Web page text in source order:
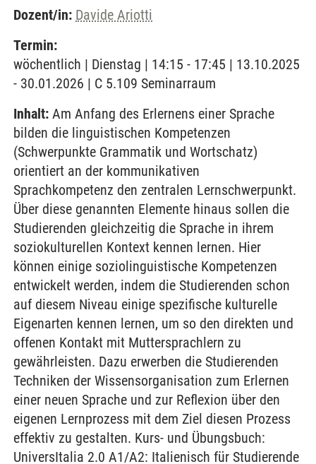
Dozent/in: Davide Ariotti
Termin:
wöchentlich | Dienstag | 14:15 - 17:45 | 13.10.2025
- 30.01.2026 | C 5.109 Seminarraum
Inhalt: Am Anfang des Erlernens einer Sprache
bilden die linguistischen Kompetenzen
(Schwerpunkte Grammatik und Wortschatz)
orientiert an der kommunikativen
Sprachkompetenz den zentralen Lernschwerpunkt.
Über diese genannten Elemente hinaus sollen die
Studierenden gleichzeitig die Sprache in ihrem
soziokulturellen Kontext kennen lernen. Hier
können einige soziolinguistische Kompetenzen
entwickelt werden, indem die Studierenden schon
auf diesem Niveau einige spezifische kulturelle
Eigenarten kennen lernen, um so den direkten und
offenen Kontakt mit Muttersprachlern zu
gewährleisten. Dazu erwerben die Studierenden
Techniken der Wissensorganisation zum Erlernen
einer neuen Sprache und zur Reflexion über den
eigenen Lernprozess mit dem Ziel diesen Prozess
effektiv zu gestalten. Kurs- und Übungsbuch:
UniversItalia 2.0 A1/A2: Italienisch für Studierende